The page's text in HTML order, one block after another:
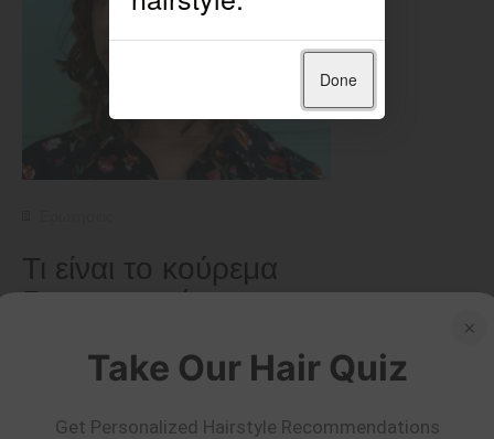
Τι είναι το κούρεμα
Rezo και πώς να το
×
Take Our Hair Quiz
Get Personalized Hairstyle Recommendations
Done